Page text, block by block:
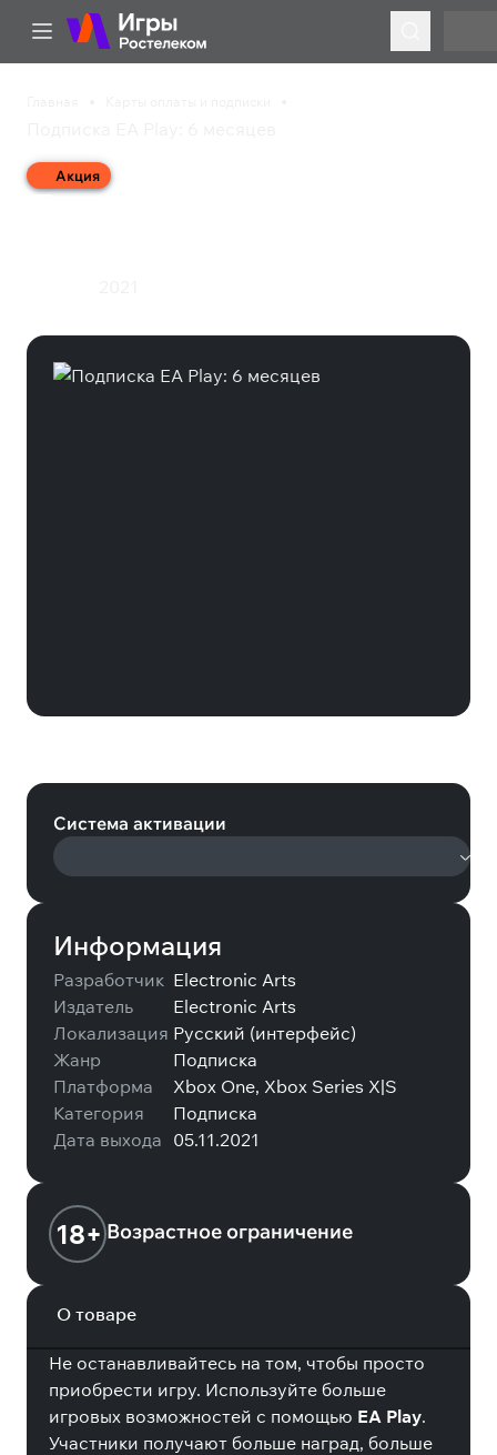
Акция
Подписка EA Play: 6
Система активации
Информация
Разработчик Electronic Arts
Издатель
Electronic Arts
Локализация Русский (интерфейс)
Жанр
Подписка
Платформа
Xbox One, Xbox Series X|S
Категория
Подписка
Дата выхода 05.11.2021
18+ Возрастное ограничение
О товаре
Не останавливайтесь на том, чтобы просто
приобрести игру. Используйте больше
игровых возможностей с помощью EA Play.
Участники получают больше наград, больше